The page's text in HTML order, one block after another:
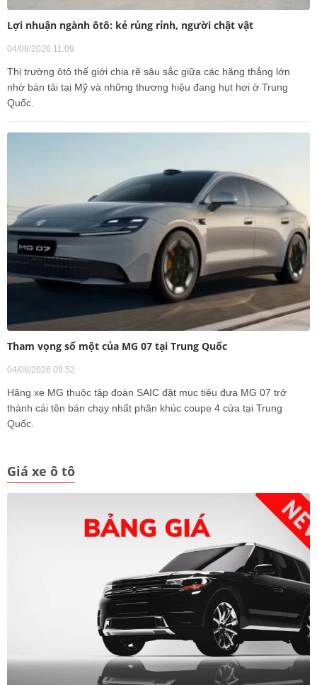
Lợi nhuận ngành ôtô: kẻ rủng rỉnh, người chật vật
04/08/2026 11:09
Thị trường ôtô thế giới chia rẽ sâu sắc giữa các hãng thắng lớn
nhờ bán tải tại Mỹ và những thương hiệu đang hụt hơi ở Trung
Quốc.
Tham vọng số một của MG 07 tại Trung Quốc
04/08/2026 09:52
Hãng xe MG thuộc tập đoàn SAIC đặt mục tiêu đưa MG 07 trở
thành cái tên bán chạy nhất phân khúc coupe 4 cửa tại Trung
Quốc.
Giá xe ô tô